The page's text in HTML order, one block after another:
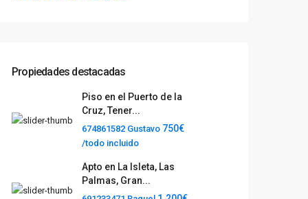
Propiedades destacadas
Piso en el Puerto de la
Cruz, Tener...
674861582 Gustavo 750€
/todo incluido
Apto en La Isleta, Las
Palmas, Gran...